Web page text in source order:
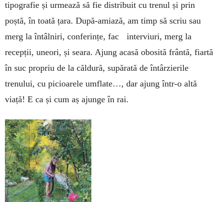
tipografie și urmează să fie distribuit cu trenul și prin
poștă, în toată țara. După-amiază, am timp să scriu sau
merg la întâlniri, conferințe, fac interviuri, merg la
recepții, uneori, și seara. Ajung acasă obosită frântă, fiartă
în suc propriu de la căldură, supărată de întârzierile
trenului, cu picioarele umflate…, dar ajung într-o altă
viață! E ca și cum aș ajunge în rai.